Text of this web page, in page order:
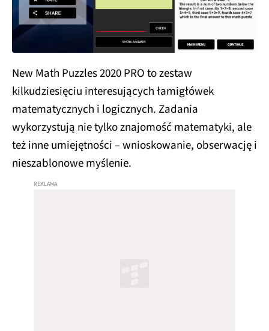
New Math Puzzles 2020 PRO to zestaw
kilkudziesięciu interesujących łamigłówek
matematycznych i logicznych. Zadania
wykorzystują nie tylko znajomość matematyki, ale
też inne umiejętności – wnioskowanie, obserwację i
nieszablonowe myślenie.